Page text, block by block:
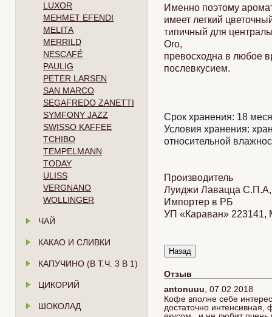
LUXOR
MEHMET EFENDI
MELITA
MERRILD
NESCAFÉ
PAULIG
PETER LARSEN
SAN MARCO
SEGAFREDO ZANETTI
SYMFONY JAZZ
SWISSO KAFFEE
TCHIBO
TEMPELMANN
TODAY
ULISS
VERGNANO
WOLLINGER
ЧАЙ
КАКАО И СЛИВКИ
КАПУЧИНО (В Т.Ч. 3 В 1)
ЦИКОРИЙ
ШОКОЛАД
Именно поэтому
имеет легкий
типичный для
Oro,
превосходна в любое
послевкусием.
Срок хранения: 18
Условия хранения:
относительной
Производитель
Луиджи Лавацца С.П.А,
Импортер в РБ
УП «Караван» 223141,
Отзыв
antonuuu 07.02.2018
Кофе вполне себе
достаточно интенсивная,